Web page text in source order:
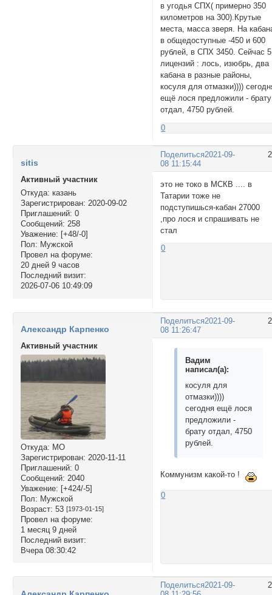
в угодья СПХ( примерно 350
километров на 300).Крутые
места, масса зверя. На
в общедоступные -450 и 600
рублей, в СПХ 3450. Сейчас 5
лицензий : лось, изюбрь, два
кабана в разные районы,
косуля для отмазки))))
ещё лося предложили - брату
отдал, 4750 рублей.
0
Поделиться2021-09-
08 11:15:44
sitis
Активный участник
Откуда: казань
Зарегистрирован: 2020-09-02
Приглашений: 0
Сообщений: 258
Уважение: [+48/-0]
Пол: Мужской
Провел на форуме:
20 дней 9 часов
Последний визит:
2026-07-06 10:49:09
это не токо в МСКВ .... в
Татарии тоже не
подступишься-кабан 27000
,про лося и спрашивать не
стал
0
Поделиться2021-09-
08 11:26:47
Александр Карпенко
Активный участник
Откуда: МО
Зарегистрирован: 2020-11-11
Приглашений: 0
Сообщений: 2040
Уважение: [+424/-5]
Пол: Мужской
Возраст: 53 [1973-01-15]
Провел на форуме:
1 месяц 9 дней
Последний визит:
Вчера 08:30:42
Вадим
написал(а):
косуля для
отмазки))))
сегодня ещё лося
предложили -
брату отдал, 4750
рублей.
Коммунизм какой-то !
0
Поделиться2021-09-